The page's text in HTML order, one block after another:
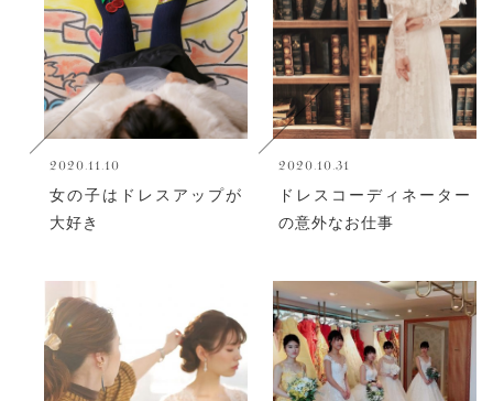
2020.11.10
女の子はドレスアップが
大好き
2020.10.31
ドレスコーディネーター
の意外なお仕事